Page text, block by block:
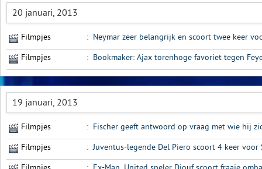
20 januari, 2013
Filmpjes : Neymar zeer belangrijk en scoort twee keer
Filmpjes : Bookmaker: Ajax torenhoge favoriet tegen
19 januari, 2013
Filmpjes : Fischer geeft antwoord op vraag met wie hij
Filmpjes : Juventus-legende Del Piero scoort 4 keer voor